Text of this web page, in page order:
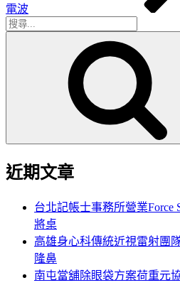
電波
搜
近期文章
台北記帳士事務所營業Force
將桌
高雄身心科傳統近視雷射團
隆鼻
南屯當舖除眼袋方案荷重元